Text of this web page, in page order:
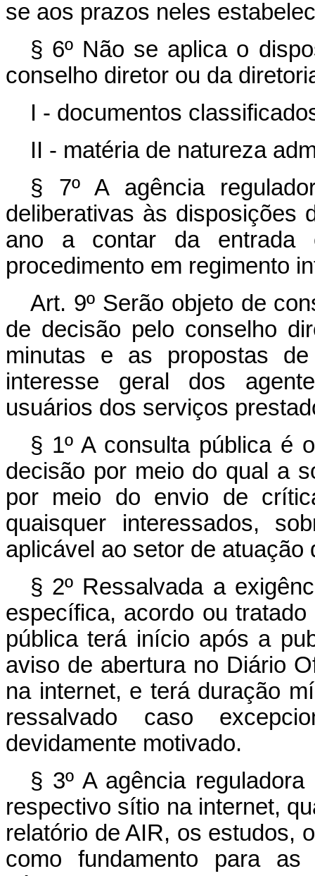
se aos prazos neles
§ 6º Não se aplica o
conselho diretor ou da
I - documentos
II - matéria de natureza
§ 7º A agência
deliberativas às disposições
ano a contar da
procedimento em regimento
Art. 9º Serão objeto de
de decisão pelo conselho
minutas e as propostas
interesse geral dos
usuários dos serviços
§ 1º A consulta pública é
decisão por meio do qual a
por meio do envio de
quaisquer interessados,
aplicável ao setor de atuação
§ 2º Ressalvada a
específica, acordo ou
pública terá início após a
aviso de abertura no Diário
na internet, e terá duração
ressalvado caso
devidamente motivado.
§ 3º A agência
respectivo sítio na internet,
relatório de AIR, os estudos,
como fundamento para as